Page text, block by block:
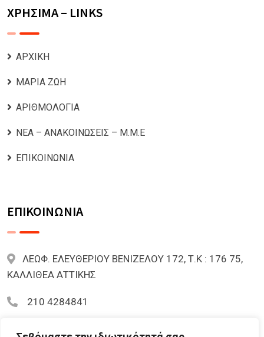
ΧΡΗΣΙΜΑ – LINKS
ΑΡΧΙΚΗ
ΜΑΡΙΑ ΖΩΗ
ΑΡΙΘΜΟΛΟΓΙΑ
ΝΕΑ – ΑΝΑΚΟΙΝΩΣΕΙΣ – Μ.Μ.Ε
ΕΠΙΚΟΙΝΩΝΙΑ
ΕΠΙΚΟΙΝΩΝΙΑ
ΛΕΩΦ. ΕΛΕΥΘΕΡΙΟΥ ΒΕΝΙΖΕΛΟΥ 172, Τ.Κ : 176 75,
ΚΑΛΛΙΘΕΑ ΑΤΤΙΚΗΣ
210 4284841
mariazoi.powernumbers@gmail.com